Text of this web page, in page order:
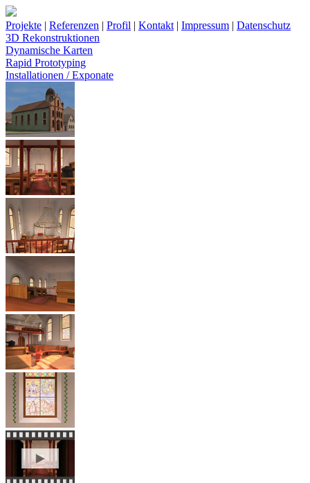
Projekte | Referenzen | Profil | Kontakt | Impressum | Datenschutz
3D Rekonstruktionen
Dynamische Karten
Rapid Prototyping
Installationen / Exponate